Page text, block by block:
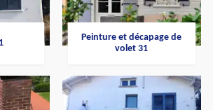
Peinture et décapage de
volet 31